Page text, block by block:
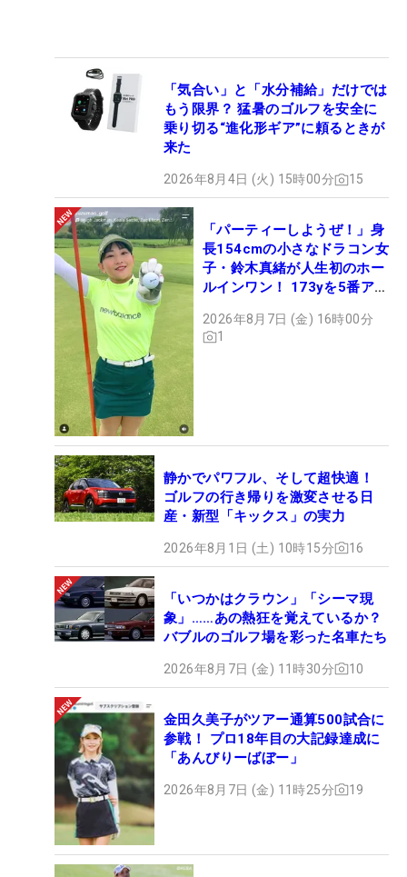
「気合い」と「水分補給」だけでは
もう限界？ 猛暑のゴルフを安全に
乗り切る“進化形ギア”に頼るときが
来た
2026年8月4日 (火) 15時00分 15
「パーティーしようぜ！」身
長154cmの小さなドラコン女
子・鈴木真緒が人生初のホー
ルインワン！ 173yを5番アイ
2026年8月7日 (金) 16時00分
1
静かでパワフル、そして超快適！
ゴルフの行き帰りを激変させる日
産・新型「キックス」の実力
2026年8月1日 (土) 10時15分 16
「いつかはクラウン」「シーマ現
象」……あの熱狂を覚えているか？
バブルのゴルフ場を彩った名車たち
2026年8月7日 (金) 11時30分 10
金田久美子がツアー通算500試合に
参戦！ プロ18年目の大記録達成に
「あんびりーばぼー」
2026年8月7日 (金) 11時25分 19